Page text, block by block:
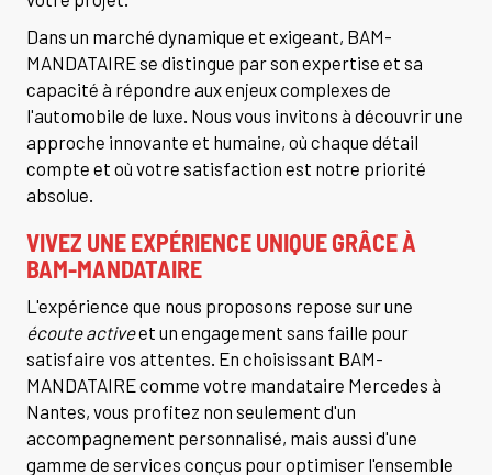
Dans un marché dynamique et exigeant, BAM-
MANDATAIRE se distingue par son expertise et sa
capacité à répondre aux enjeux complexes de
l'automobile de luxe. Nous vous invitons à découvrir une
approche innovante et humaine, où chaque détail
compte et où votre satisfaction est notre priorité
absolue.
VIVEZ UNE EXPÉRIENCE UNIQUE GRÂCE À
BAM-MANDATAIRE
L'expérience que nous proposons repose sur une
écoute activeet un engagement sans faille pour
satisfaire vos attentes. En choisissant BAM-
MANDATAIRE comme votre mandataire Mercedes à
Nantes, vous profitez non seulement d'un
accompagnement personnalisé, mais aussi d'une
gamme de services conçus pour optimiser l'ensemble